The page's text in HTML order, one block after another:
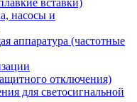
вставки)
насосы и
аппаратура (частотные
отключения)
для светосигнальной